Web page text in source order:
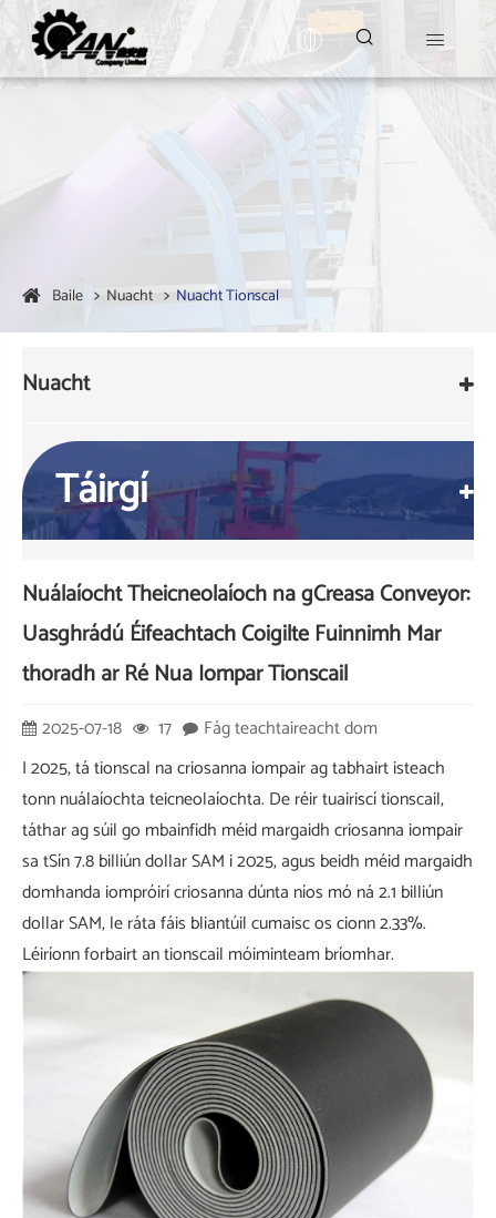
 
Baile Nuacht Nuacht Tionscal
Nuacht
Táirgí
Nuálaíocht Theicneolaíoch na gCreasa Conveyor:
Uasghrádú Éifeachtach Coigilte Fuinnimh Mar
thoradh ar Ré Nua Iompar Tionscail
2025-07-18 17
Fág teachtaireacht dom
I 2025, tá tionscal na criosanna iompair ag tabhairt isteach
tonn nuálaíochta teicneolaíochta. De réir tuairiscí tionscail,
táthar ag súil go mbainfidh méid margaidh criosanna iompair
sa tSín 7.8 billiún dollar SAM i 2025, agus beidh méid margaidh
domhanda iompróirí criosanna dúnta níos mó ná 2.1 billiún
dollar SAM, le ráta fáis bliantúil cumaisc os cionn 2.33%.
Léiríonn forbairt an tionscail móiminteam bríomhar.